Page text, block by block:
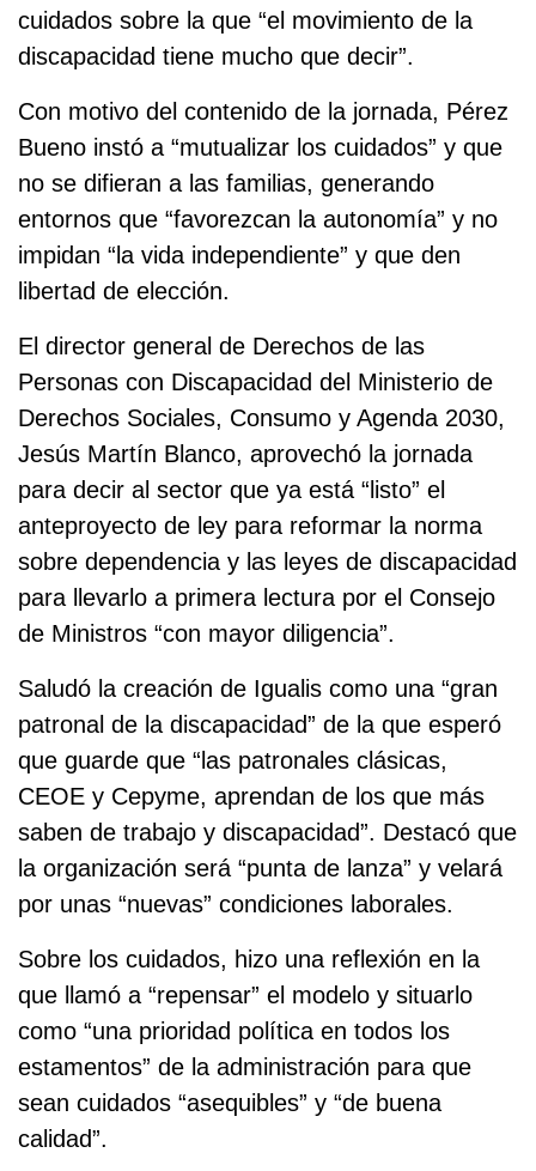
cuidados sobre la que “el movimiento de la
discapacidad tiene mucho que decir”.
Con motivo del contenido de la jornada, Pérez
Bueno instó a “mutualizar los cuidados” y que
no se difieran a las familias, generando
entornos que “favorezcan la autonomía” y no
impidan “la vida independiente” y que den
libertad de elección.
El director general de Derechos de las
Personas con Discapacidad del Ministerio de
Derechos Sociales, Consumo y Agenda 2030,
Jesús Martín Blanco, aprovechó la jornada
para decir al sector que ya está “listo” el
anteproyecto de ley para reformar la norma
sobre dependencia y las leyes de discapacidad
para llevarlo a primera lectura por el Consejo
de Ministros “con mayor diligencia”.
Saludó la creación de Igualis como una “gran
patronal de la discapacidad” de la que esperó
que guarde que “las patronales clásicas,
CEOE y Cepyme, aprendan de los que más
saben de trabajo y discapacidad”. Destacó que
la organización será “punta de lanza” y velará
por unas “nuevas” condiciones laborales.
Sobre los cuidados, hizo una reflexión en la
que llamó a “repensar” el modelo y situarlo
como “una prioridad política en todos los
estamentos” de la administración para que
sean cuidados “asequibles” y “de buena
calidad”.